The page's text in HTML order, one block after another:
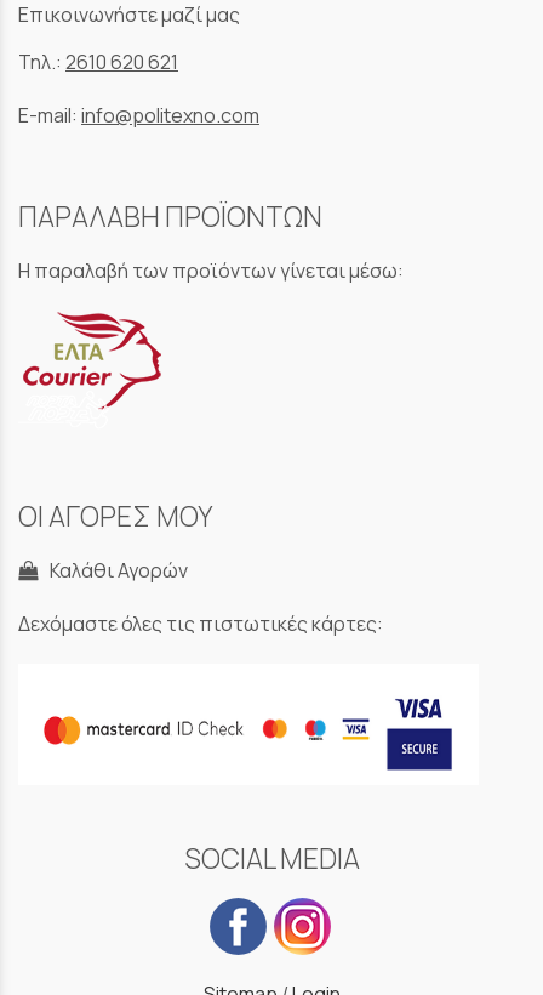
Επικοινωνήστε μαζί μας
Τηλ.: 2610 620 621
E-mail: info@politexno.com
ΠΑΡΑΛΑΒΗ ΠΡΟΪΟΝΤΩΝ
Η παραλαβή των προϊόντων γίνεται μέσω:
ΟΙ ΑΓΟΡΕΣ ΜΟΥ
Καλάθι Αγορών
Δεχόμαστε όλες τις πιστωτικές κάρτες:
SOCIAL MEDIA